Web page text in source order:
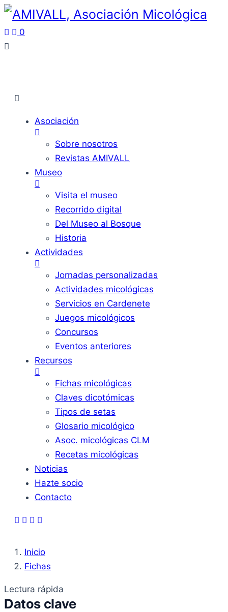
0
Asociación
Sobre nosotros
Revistas AMIVALL
Museo
Visita el museo
Recorrido digital
Del Museo al Bosque
Historia
Actividades
Jornadas personalizadas
Actividades micológicas
Servicios en Cardenete
Juegos micológicos
Concursos
Eventos anteriores
Recursos
Fichas micológicas
Claves dicotómicas
Tipos de setas
Glosario micológico
Asoc. micológicas CLM
Recetas micológicas
Noticias
Hazte socio
Contacto
Inicio
Fichas
Lectura rápida
Datos clave